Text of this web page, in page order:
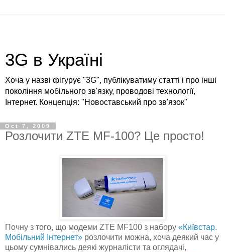
3G в Україні
Хоча у назві фігурує "3G", публікуватиму статті і про інші
покоління мобільного зв'язку, проводові технології,
Інтернет. Концепція: "Новоставський про зв'язок"
Oct 7, 2009
Розлочити ZTE MF-100? Це просто!
Почну з того, що модеми ZTE MF100 з набору «Київстар.
Мобільний Інтернет» розлочити можна, хоча деякий час у
цьому сумнівались деякі журналісти та оглядачі,